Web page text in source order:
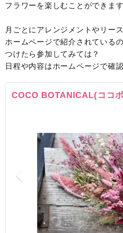
フラワーを楽しむことができま
月ごとにアレンジメントやリー
ホームページで紹介されている
つけたら参加してみては？
日程や内容はホームページで確
COCO BOTANICAL(ココ